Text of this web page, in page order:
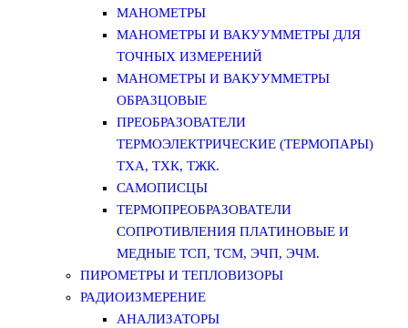
МАНОМЕТРЫ
МАНОМЕТРЫ И ВАКУУММЕТРЫ ДЛЯ
ТОЧНЫХ ИЗМЕРЕНИЙ
МАНОМЕТРЫ И ВАКУУММЕТРЫ
ОБРАЗЦОВЫЕ
ПРЕОБРАЗОВАТЕЛИ
ТЕРМОЭЛЕКТРИЧЕСКИЕ (ТЕРМОПАРЫ)
ТХА, ТХК, ТЖК.
САМОПИСЦЫ
ТЕРМОПРЕОБРАЗОВАТЕЛИ
СОПРОТИВЛЕНИЯ ПЛАТИНОВЫЕ И
МЕДНЫЕ ТСП, ТСМ, ЭЧП, ЭЧМ.
ПИРОМЕТРЫ И ТЕПЛОВИЗОРЫ
РАДИОИЗМЕРЕНИЕ
АНАЛИЗАТОРЫ